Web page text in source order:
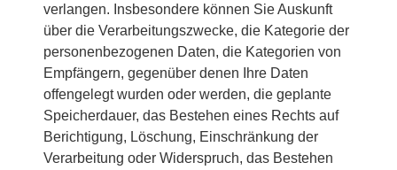
verlangen. Insbesondere können Sie Auskunft
über die Verarbeitungszwecke, die Kategorie der
personenbezogenen Daten, die Kategorien von
Empfängern, gegenüber denen Ihre Daten
offengelegt wurden oder werden, die geplante
Speicherdauer, das Bestehen eines Rechts auf
Berichtigung, Löschung, Einschränkung der
Verarbeitung oder Widerspruch, das Bestehen